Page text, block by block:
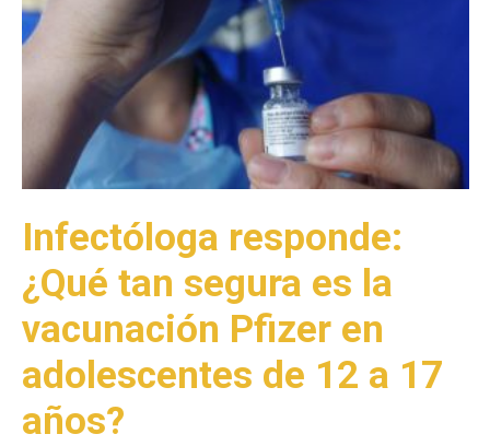
Infectóloga responde:
¿Qué tan segura es la
vacunación Pfizer en
adolescentes de 12 a 17
años?